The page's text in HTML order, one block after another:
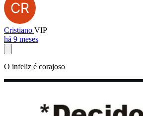
Cristiano VIP
há 9 meses
O infeliz é corajoso